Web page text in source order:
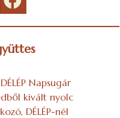
Napsugár
kivált nyolc
DÉLÉP-nél